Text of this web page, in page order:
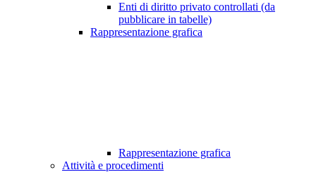
Enti di diritto privato controllati (da
pubblicare in tabelle)
Rappresentazione grafica
Rappresentazione grafica
Attività e procedimenti